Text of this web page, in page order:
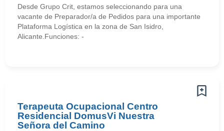
Desde Grupo Crit, estamos seleccionando para una
vacante de Preparador/a de Pedidos para una importante
Plataforma Logística en la zona de San Isidro,
Alicante.Funciones: -
Terapeuta Ocupacional Centro
Residencial DomusVi Nuestra
Señora del Camino